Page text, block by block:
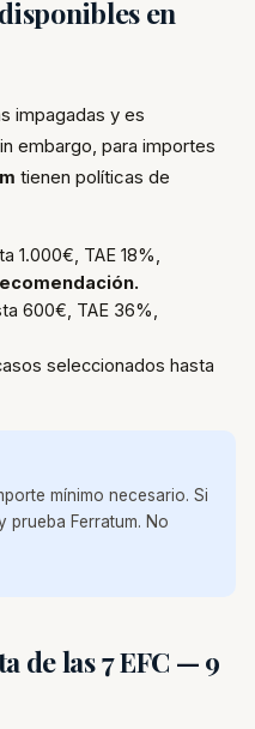
en
impagadas y es
embargo, para importes
tienen políticas de
1.000€, TAE 18%,
600€, TAE 36%,
seleccionados hasta
mínimo necesario. Si
prueba Ferratum. No
de las 7 EFC — 9